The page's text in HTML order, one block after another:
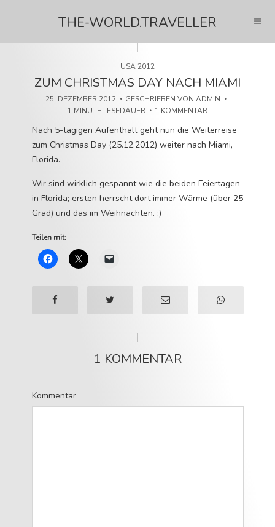
THE-WORLD.TRAVELLER
USA 2012
ZUM CHRISTMAS DAY NACH MIAMI
25. DEZEMBER 2012 GESCHRIEBEN VON ADMIN
1 MINUTE LESEDAUER
1 KOMMENTAR
Nach 5-tägigen Aufenthalt geht nun die Weiterreise
zum Christmas Day (25.12.2012) weiter nach Miami,
Florida.
Wir sind wirklich gespannt wie die beiden Feiertagen
in Florida; ersten herrscht dort immer Wärme (über 25
Grad) und das im Weihnachten. :)
Teilen mit:
1 KOMMENTAR
Kommentar